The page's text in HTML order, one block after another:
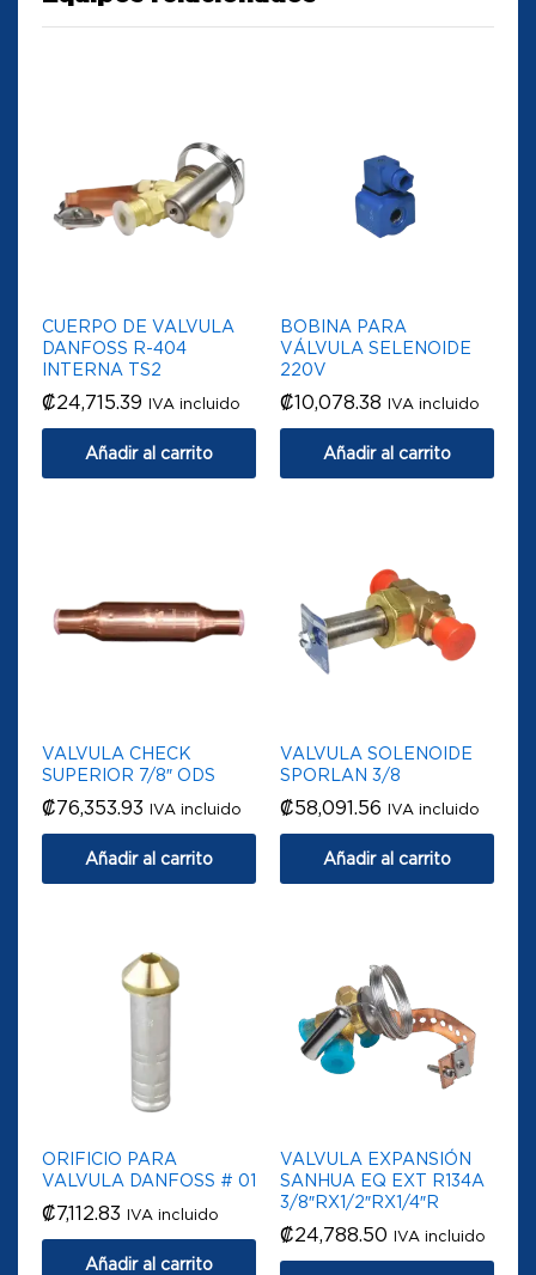
CUERPO DE VALVULA
DANFOSS R-404
INTERNA TS2
₡24,715.39 IVA incluido
Añadir al carrito
BOBINA PARA
VÁLVULA SELENOIDE
220V
₡10,078.38 IVA incluido
Añadir al carrito
VALVULA CHECK
SUPERIOR 7/8″ ODS
₡76,353.93 IVA incluido
Añadir al carrito
VALVULA SOLENOIDE
SPORLAN 3/8
₡58,091.56 IVA incluido
Añadir al carrito
ORIFICIO PARA
VALVULA DANFOSS # 01
₡7,112.83 IVA incluido
Añadir al carrito
VALVULA EXPANSIÓN
SANHUA EQ EXT R134A
3/8″RX1/2″RX1/4″R
₡24,788.50 IVA incluido